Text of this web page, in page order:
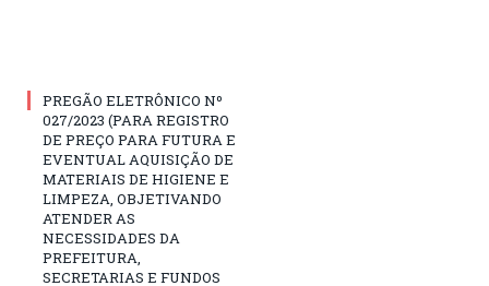
PREGÃO ELETRÔNICO Nº
027/2023 (PARA REGISTRO
DE PREÇO PARA FUTURA E
EVENTUAL AQUISIÇÃO DE
MATERIAIS DE HIGIENE E
LIMPEZA, OBJETIVANDO
ATENDER AS
NECESSIDADES DA
PREFEITURA,
SECRETARIAS E FUNDOS